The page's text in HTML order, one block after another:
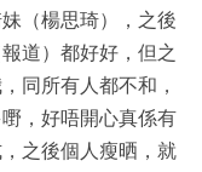
（楊思琦），之後
道）都好好，但之
同所有人都不和，
，好唔開心真係有
之後個人瘦晒，就